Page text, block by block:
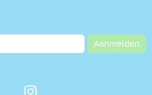
Aanmelden